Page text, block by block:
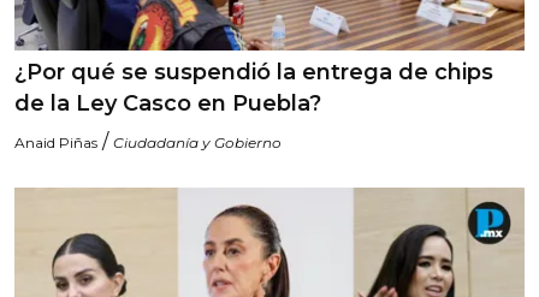
¿Por qué se suspendió la entrega de chips
de la Ley Casco en Puebla?
Anaid Piñas / Ciudadanía y Gobierno